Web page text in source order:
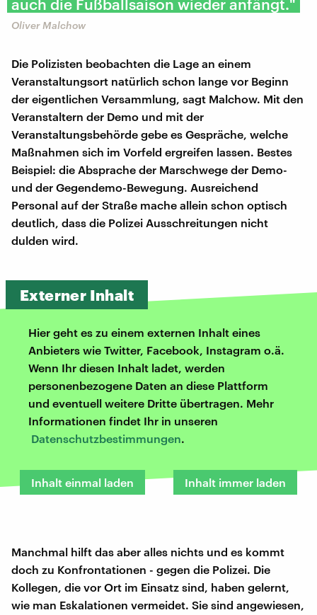
auch die Fußballsaison wieder anfängt."
Oliver Malchow
Die Polizisten beobachten die Lage an einem
Veranstaltungsort natürlich schon lange vor Beginn
der eigentlichen Versammlung, sagt Malchow. Mit den
Veranstaltern der Demo und mit der
Veranstaltungsbehörde gebe es Gespräche, welche
Maßnahmen sich im Vorfeld ergreifen lassen. Bestes
Beispiel: die Absprache der Marschwege der Demo-
und der Gegendemo-Bewegung. Ausreichend
Personal auf der Straße mache allein schon optisch
deutlich, dass die Polizei Ausschreitungen nicht
dulden wird.
Externer Inhalt
Hier geht es zu einem externen Inhalt eines
Anbieters wie Twitter, Facebook, Instagram o.ä.
Wenn Ihr diesen Inhalt ladet, werden
personenbezogene Daten an diese Plattform
und eventuell weitere Dritte übertragen. Mehr
Informationen findet Ihr in unseren
Datenschutzbestimmungen.
Inhalt einmal laden Inhalt immer laden
Manchmal hilft das aber alles nichts und es kommt
doch zu Konfrontationen - gegen die Polizei. Die
Kollegen, die vor Ort im Einsatz sind, haben gelernt,
wie man Eskalationen vermeidet. Sie sind angewiesen,